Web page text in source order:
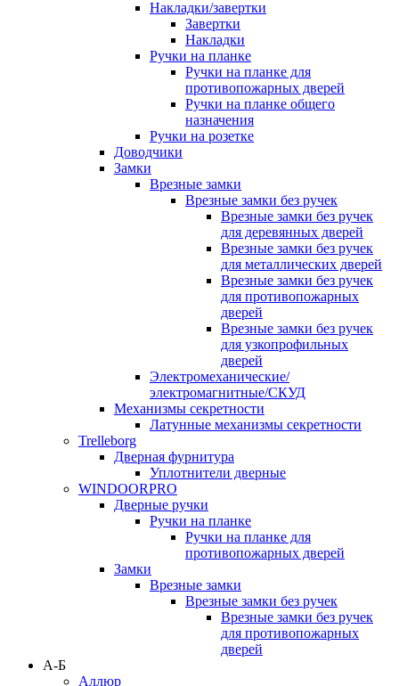
Накладки/завертки
Завертки
Накладки
Ручки на планке
Ручки на планке для
противопожарных дверей
Ручки на планке общего
назначения
Ручки на розетке
Доводчики
Замки
Врезные замки
Врезные замки без ручек
Врезные замки без ручек
для деревянных дверей
Врезные замки без ручек
для металлических дверей
Врезные замки без ручек
для противопожарных
дверей
Врезные замки без ручек
для узкопрофильных
дверей
Электромеханические/
электромагнитные/СКУД
Механизмы секретности
Латунные механизмы секретности
Trelleborg
Дверная фурнитура
Уплотнители дверные
WINDOORPRO
Дверные ручки
Ручки на планке
Ручки на планке для
противопожарных дверей
Замки
Врезные замки
Врезные замки без ручек
Врезные замки без ручек
для противопожарных
дверей
А-Б
Аллюр